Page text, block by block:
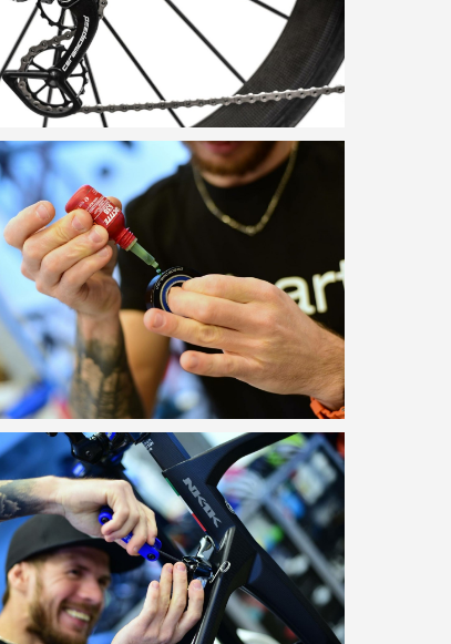
Brak produktów w koszyku.
go to shop